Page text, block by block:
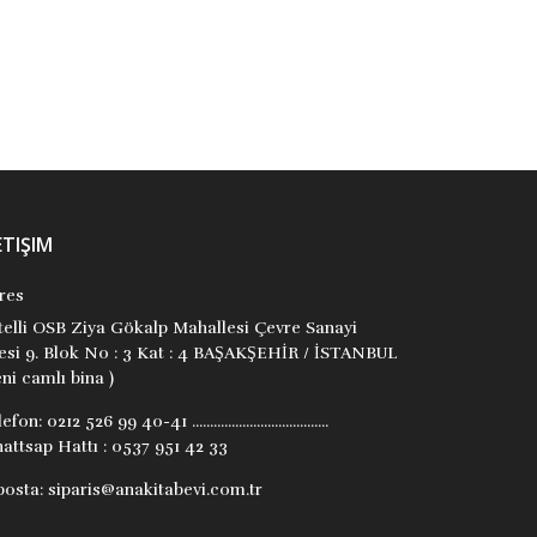
OSB Ziya Gökalp Mahallesi Çevre Sanayi
9. Blok No : 3 Kat : 4 BAŞAKŞEHİR / İSTANBUL
camlı bina )
0212 526 99 40-41 ......................................
Hattı : 0537 951 42 33
siparis@anakitabevi.com.tr